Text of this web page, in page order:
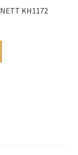
KH1172